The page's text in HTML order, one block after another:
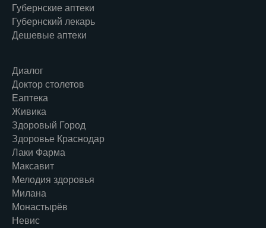
Губернские аптеки
Губернский лекарь
Дешевые аптеки
Диалог
Доктор столетов
Еаптека
Живика
Здоровый Город
Здоровье Краснодар
Лаки Фарма
Максавит
Мелодия здоровья
Милана
Монастырёв
Невис